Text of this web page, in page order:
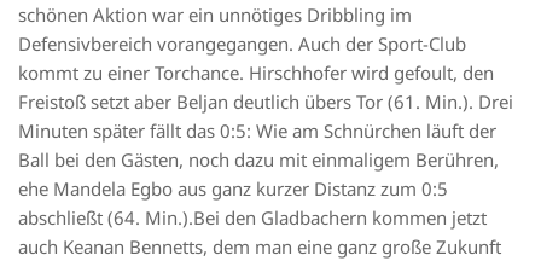
schönen Aktion war ein unnötiges Dribbling im
Defensivbereich vorangegangen. Auch der Sport-Club
kommt zu einer Torchance. Hirschhofer wird gefoult, den
Freistoß setzt aber Beljan deutlich übers Tor (61. Min.). Drei
Minuten später fällt das 0:5: Wie am Schnürchen läuft der
Ball bei den Gästen, noch dazu mit einmaligem Berühren,
ehe Mandela Egbo aus ganz kurzer Distanz zum 0:5
abschließt (64. Min.).Bei den Gladbachern kommen jetzt
auch Keanan Bennetts, dem man eine ganz große Zukunft